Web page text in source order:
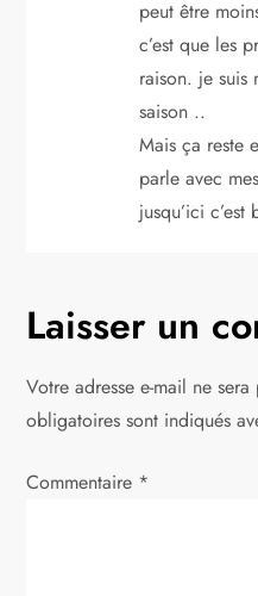
peut être
c’est que les
raison. je suis
saison ..
Mais ça reste
parle avec
jusqu’ici c’est
Laisser un
Votre adresse e-mail ne
obligatoires sont indiqués
Commentaire *